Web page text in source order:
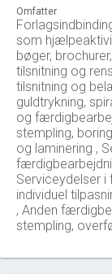
Omfatter
som
bøger,
tilsnitning og
tilsnitning og
guldtrykning,
og
stempling,
og laminering ,
Serviceydelser
individuel
, Anden
stempling,